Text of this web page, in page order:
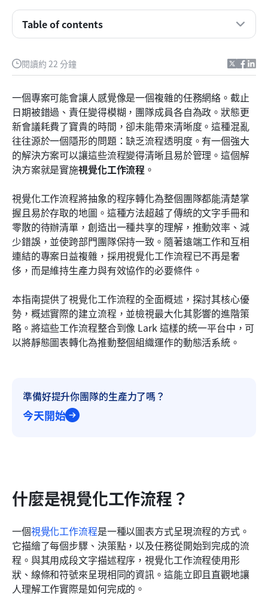
閱讀約 22 分鐘
一個專案可能會讓人感覺像是一個複雜的任務網絡。截止
日期被錯過、責任變得模糊，團隊成員各自為政。狀態更
新會議耗費了寶貴的時間，卻未能帶來清晰度。這種混亂
往往源於一個隱形的問題：缺乏流程透明度。有一個強大
的解決方案可以讓這些流程變得清晰且易於管理。這個解
決方案就是實施視覺化工作流程 。
視覺化工作流程將抽象的程序轉化為整個團隊都能清楚掌
握且易於存取的地圖。這種方法超越了傳統的文字手冊和
零散的待辦清單，創造出一種共享的理解，推動效率、減
少錯誤，並使跨部門團隊保持一致。隨著遠端工作和互相
連結的專案日益複雜，採用視覺化工作流程已不再是奢
侈，而是維持生產力與有效協作的必要條件。
本指南提供了視覺化工作流程的全面概述，探討其核心優
勢，概述實際的建立流程，並檢視最大化其影響的進階策
略。將這些工作流程整合到像 Lark 這樣的統一平台中，可
以將靜態圖表轉化為推動整個組織運作的動態活系統。
準備好提升你團隊的生產力了嗎？
今天開始
什麼是視覺化工作流程？
一個視覺化工作流程是一種以圖表方式呈現流程的方式。
它描繪了每個步驟、決策點，以及任務從開始到完成的流
程。與其用成段文字描述程序，視覺化工作流程使用形
狀、線條和符號來呈現相同的資訊。這能立即且直觀地讓
人理解工作實際是如何完成的。
Table of contents
視覺化工作流程與一般工作流程之間有什麼差異
在五個步驟中建立視覺化工作流程
選擇 Lark 作為您進行動態視覺化工作流程的平台
視覺化工作流程管理的最佳實務
視覺化工作流程的使用案例與應用
現代團隊的進階視覺化工作流程策略
結論
常見問題
相關閱讀